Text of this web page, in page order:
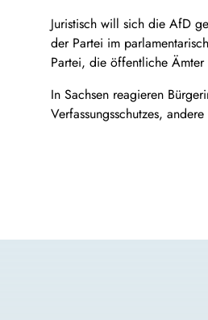
Juristisch will sich die AfD
der Partei im
Partei, die öffentliche
In Sachsen reagieren
Verfassungsschutzes,